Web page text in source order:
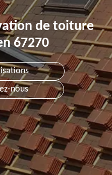
de toiture
67270
nous